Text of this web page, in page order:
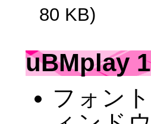
80 KB)
uBMplay
フォン